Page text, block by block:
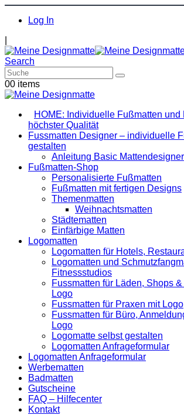
Log In
Search
00 items
HOME: Individuelle Fußmatten und
höchster Qualität
Fussmatten Designer – individuelle
gestalten
Anleitung Basic Mattendesigner
Fußmatten-Shop
Personalisierte Fußmatten
Fußmatten mit fertigen Designs
Themenmatten
Weihnachtsmatten
Städtematten
Einfärbige Matten
Logomatten
Logomatten für Hotels,
Logomatten und
Fitnessstudios
Fussmatten für Läden, Shops
Logo
Fussmatten für Praxen mit Logo
Fussmatten für Büro,
Logo
Logomatte selbst gestalten
Logomatten Anfrageformular
Logomatten Anfrageformular
Werbematten
Badmatten
Gutscheine
FAQ – Hilfecenter
Kontakt